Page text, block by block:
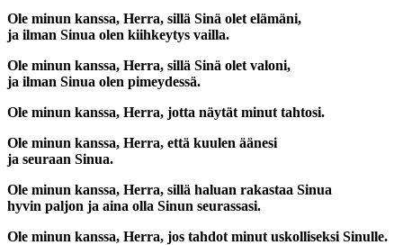
Ole minun kanssa, Herra, sillä Sinä olet elämäni,
ja ilman Sinua olen kiihkeytys vailla.
Ole minun kanssa, Herra, sillä Sinä olet valoni,
ja ilman Sinua olen pimeydessä.
Ole minun kanssa, Herra, jotta näytät minut tahtosi.
Ole minun kanssa, Herra, että kuulen äänesi
ja seuraan Sinua.
Ole minun kanssa, Herra, sillä haluan rakastaa Sinua
hyvin paljon ja aina olla Sinun seurassasi.
Ole minun kanssa, Herra, jos tahdot minut uskolliseksi Sinulle.